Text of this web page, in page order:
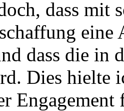
dass mit
eine
dass die in
Dies hielte
Engagement